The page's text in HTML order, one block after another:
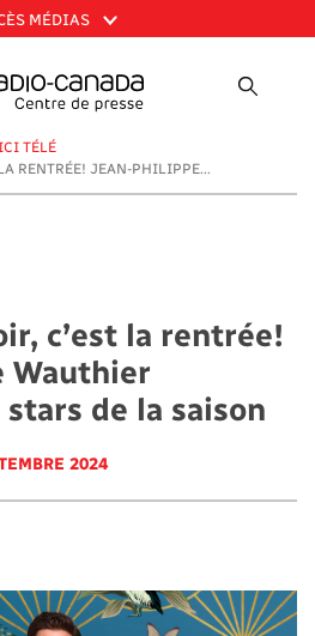
MÉDIAS
ICI TÉLÉ
RENTRÉE! JEAN-PHILIPPE...
c’est la rentrée!
Wauthier
stars de la saison
2024